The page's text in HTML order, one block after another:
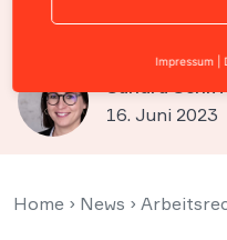
heimlich
Sandra
16. Juni 2023
Home › News ›
Impressum